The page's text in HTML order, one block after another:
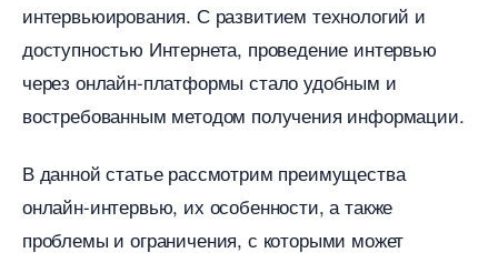
интервьюирования.​ С развитием технологий и
доступностью Интернета, проведение интервью
через онлайн-платформы стало удобным и
остребованным методом получения информации.​
данной статье рассмотрим преимущества
онлайн-интервью, их особенности, а также
проблемы и ограничения, с которыми может